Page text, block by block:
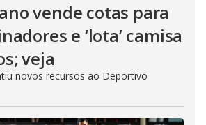
vende cotas para
e ‘lota’ camisa
veja
novos recursos ao Deportivo